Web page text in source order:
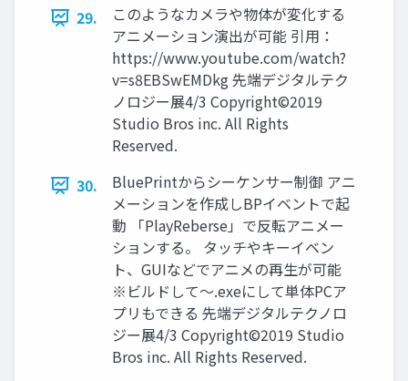
29.
このようなカメラや物体が変化する
アニメーション演出が可能 引用：
https://www.youtube.com/watch?
v=s8EBSwEMDkg 先端デジタルテク
ノロジー展4/3 Copyright©2019
Studio Bros inc. All Rights
Reserved.
30.
BluePrintからシーケンサー制御 アニ
メーションを作成しBPイベントで起
動 「PlayReberse」で反転アニメー
ションする。 タッチやキーイベン
ト、GUIなどでアニメの再生が可能
※ビルドして～.exeにして単体PCア
プリもできる 先端デジタルテクノロ
ジー展4/3 Copyright©2019 Studio
Bros inc. All Rights Reserved.